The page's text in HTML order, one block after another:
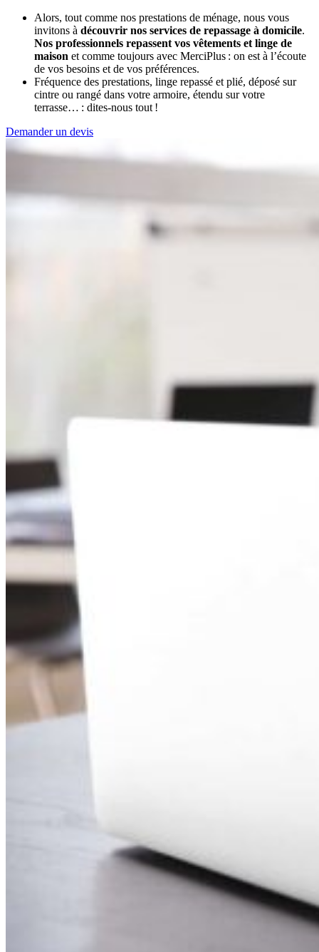
Alors, tout comme nos prestations de ménage, nous vous
invitons à découvrir nos services de repassage à domicile.
Nos professionnels repassent vos vêtements et linge de
maison et comme toujours avec MerciPlus : on est à l’écoute
de vos besoins et de vos préférences.
Fréquence des prestations, linge repassé et plié, déposé sur
cintre ou rangé dans votre armoire, étendu sur votre
terrasse… : dites-nous tout !
Demander un devis